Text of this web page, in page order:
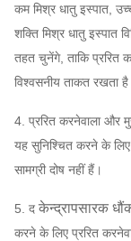
अवयव
कम मिश्र धातु इस्पात,
शक्ति मिश्र धातु इस्पात
तहत चुनेंगे, ताकि प्ररित
विश्वसनीय ताकत रखता
4. प्ररित करनेवाला और
यह सुनिश्चित करने के
सामग्री दोष नहीं हैं।
5. द केन्द्रापसारक
करने के लिए प्ररित